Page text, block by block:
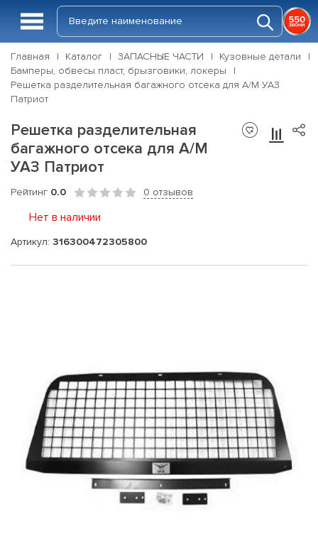
Главная Каталог ЗАПАСНЫЕ ЧАСТИ
Кузовные детали
Бамперы, обвесы пласт, брызговики, локеры
Решетка разделительная багажного отсека для А/М УАЗ
Патриот
Решетка разделительная
багажного отсека для А/М
УАЗ Патриот
Рейтинг 0.0 0 отзывов
Нет в наличии
Артикул: 316300472305800